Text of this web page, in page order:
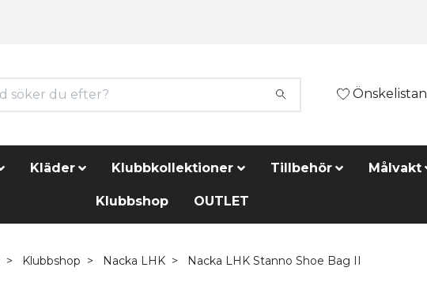
Önskelistan
Kläder Klubbkollektioner Tillbehör Målvakt
Klubbshop OUTLET
Klubbshop Nacka LHK Nacka LHK Stanno Shoe Bag II